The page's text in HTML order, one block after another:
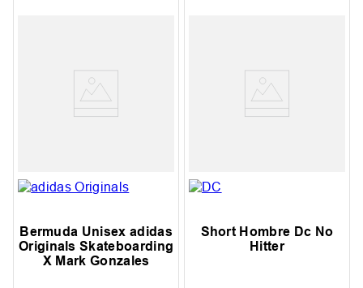
Bermuda Unisex adidas
Originals Skateboarding
X Mark Gonzales
Short Hombre Dc No
Hitter